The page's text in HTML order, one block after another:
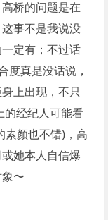
桥的问题是在
事不是我说没
定有；不过话
度真是没话说，
上出现，不只
的经纪人可能看
素颜也不错)，高
她本人自信爆
〜